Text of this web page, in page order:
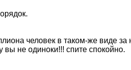
человек в таком-же виде за
вы не одиноки!!! спите спокойно.